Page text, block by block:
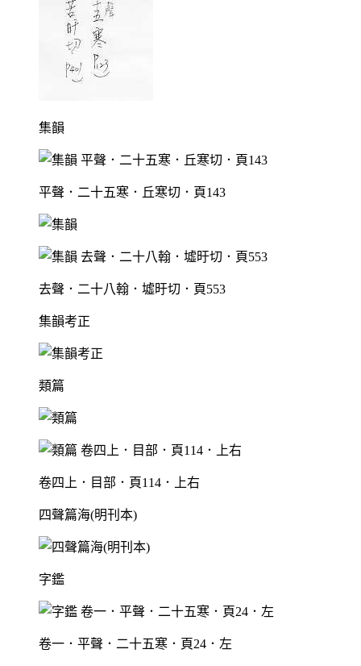
集韻
平聲．二十五寒．丘寒切．頁143
去聲．二十八翰．墟旴切．頁553
集韻考正
類篇
卷四上．目部．頁114．上右
四聲篇海(明刊本)
字鑑
卷一．平聲．二十五寒．頁24．左